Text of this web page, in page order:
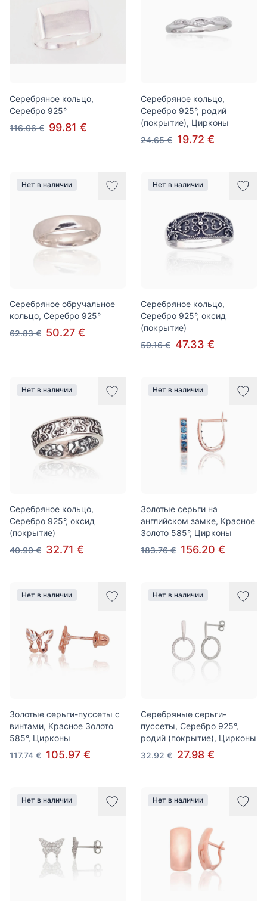
Серебряное кольцо,
Серебро 925°
116.06 € 99.81 €
Серебряное кольцо,
Серебро 925°, родий
(покрытие), Цирконы
24.65 € 19.72 €
Нет в наличии
Серебряное обручальное
кольцо, Серебро 925°
62.83 € 50.27 €
Нет в наличии
Серебряное кольцо,
Серебро 925°, оксид
(покрытие)
59.16 € 47.33 €
Нет в наличии
Серебряное кольцо,
Серебро 925°, оксид
(покрытие)
40.90 € 32.71 €
Нет в наличии
Золотые серьги на
английском замке, Красное
Золото 585°, Цирконы
183.76 € 156.20 €
Нет в наличии
Золотые серьги-пуссеты с
винтами, Красное Золото
585°, Цирконы
117.74 € 105.97 €
Нет в наличии
Серебряные серьги-
пуссеты, Серебро 925°,
родий (покрытие), Цирконы
32.92 € 27.98 €
Нет в наличии Нет в наличии